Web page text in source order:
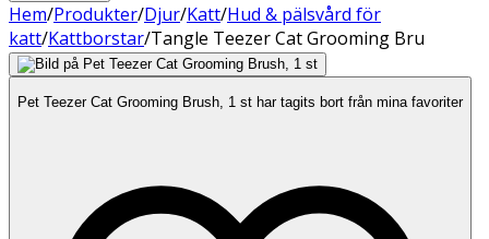
Hem/Produkter/Djur/Katt/Hud & pälsvård för
katt/Kattborstar/Tangle Teezer Cat Grooming Bru
Pet Teezer Cat Grooming Brush, 1 st har tagits bort från mina favoriter